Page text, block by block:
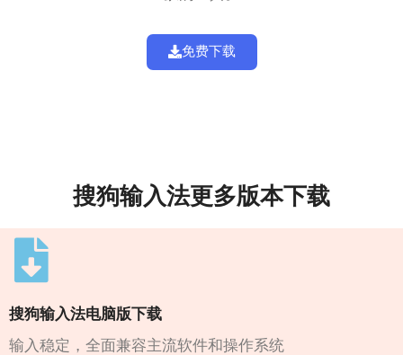
免费下载
搜狗输入法更多版本下载
搜狗输入法电脑版下载
输入稳定，全面兼容主流软件和操作系统